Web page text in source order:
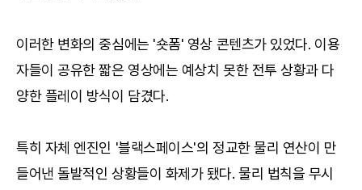
이러한 변화의 중심에는 '숏폼' 영상 콘텐츠가 있었다. 이용
자들이 공유한 짧은 영상에는 예상치 못한 전투 상황과 다
양한 플레이 방식이 담겼다.
특히 자체 엔진인 '블랙스페이스'의 정교한 물리 연산이 만
들어낸 돌발적인 상황들이 화제가 됐다. 물리 법칙을 무시